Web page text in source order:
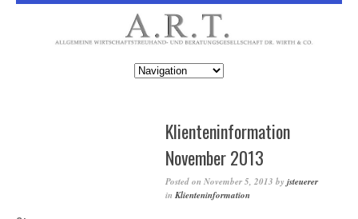
Klienteninformation
November 2013
Posted on November 5, 2013 by jsteuerer
in Klienteninformation